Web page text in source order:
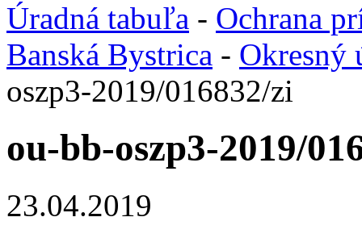
Úradná tabuľa - Ochrana
Banská Bystrica - Okresný
oszp3-2019/016832/zi
ou-bb-oszp3-2019/
23.04.2019